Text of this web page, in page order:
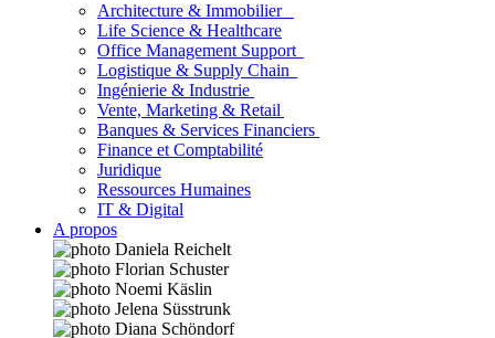
Architecture & Immobilier
Life Science & Healthcare
Office Management Support
Logistique & Supply Chain
Ingénierie & Industrie
Vente, Marketing & Retail
Banques & Services Financiers
Finance et Comptabilité
Juridique
Ressources Humaines
IT & Digital
A propos